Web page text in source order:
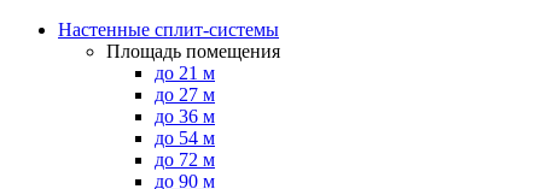
Настенные сплит-системы
Площадь помещения
до 21 м
до 27 м
до 36 м
до 54 м
до 72 м
до 90 м